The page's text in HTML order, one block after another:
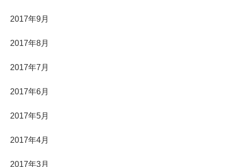
2017年9月
2017年8月
2017年7月
2017年6月
2017年5月
2017年4月
2017年3月